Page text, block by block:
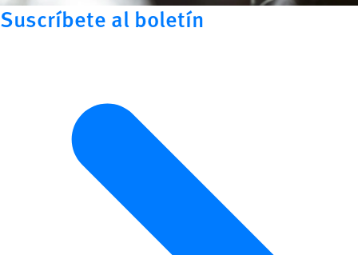
Suscríbete al boletín